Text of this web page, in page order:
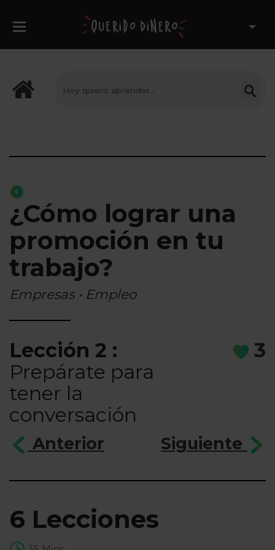
¿Cómo lograr una
promoción en tu
trabajo?
Empresas • Empleo
Lección 2 :
Prepárate para
tener la
conversación
3
Anterior Siguiente
6 Lecciones